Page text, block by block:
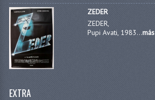
ZEDER
ZEDER,
Pupi Avati, 1983...más
EXTRA